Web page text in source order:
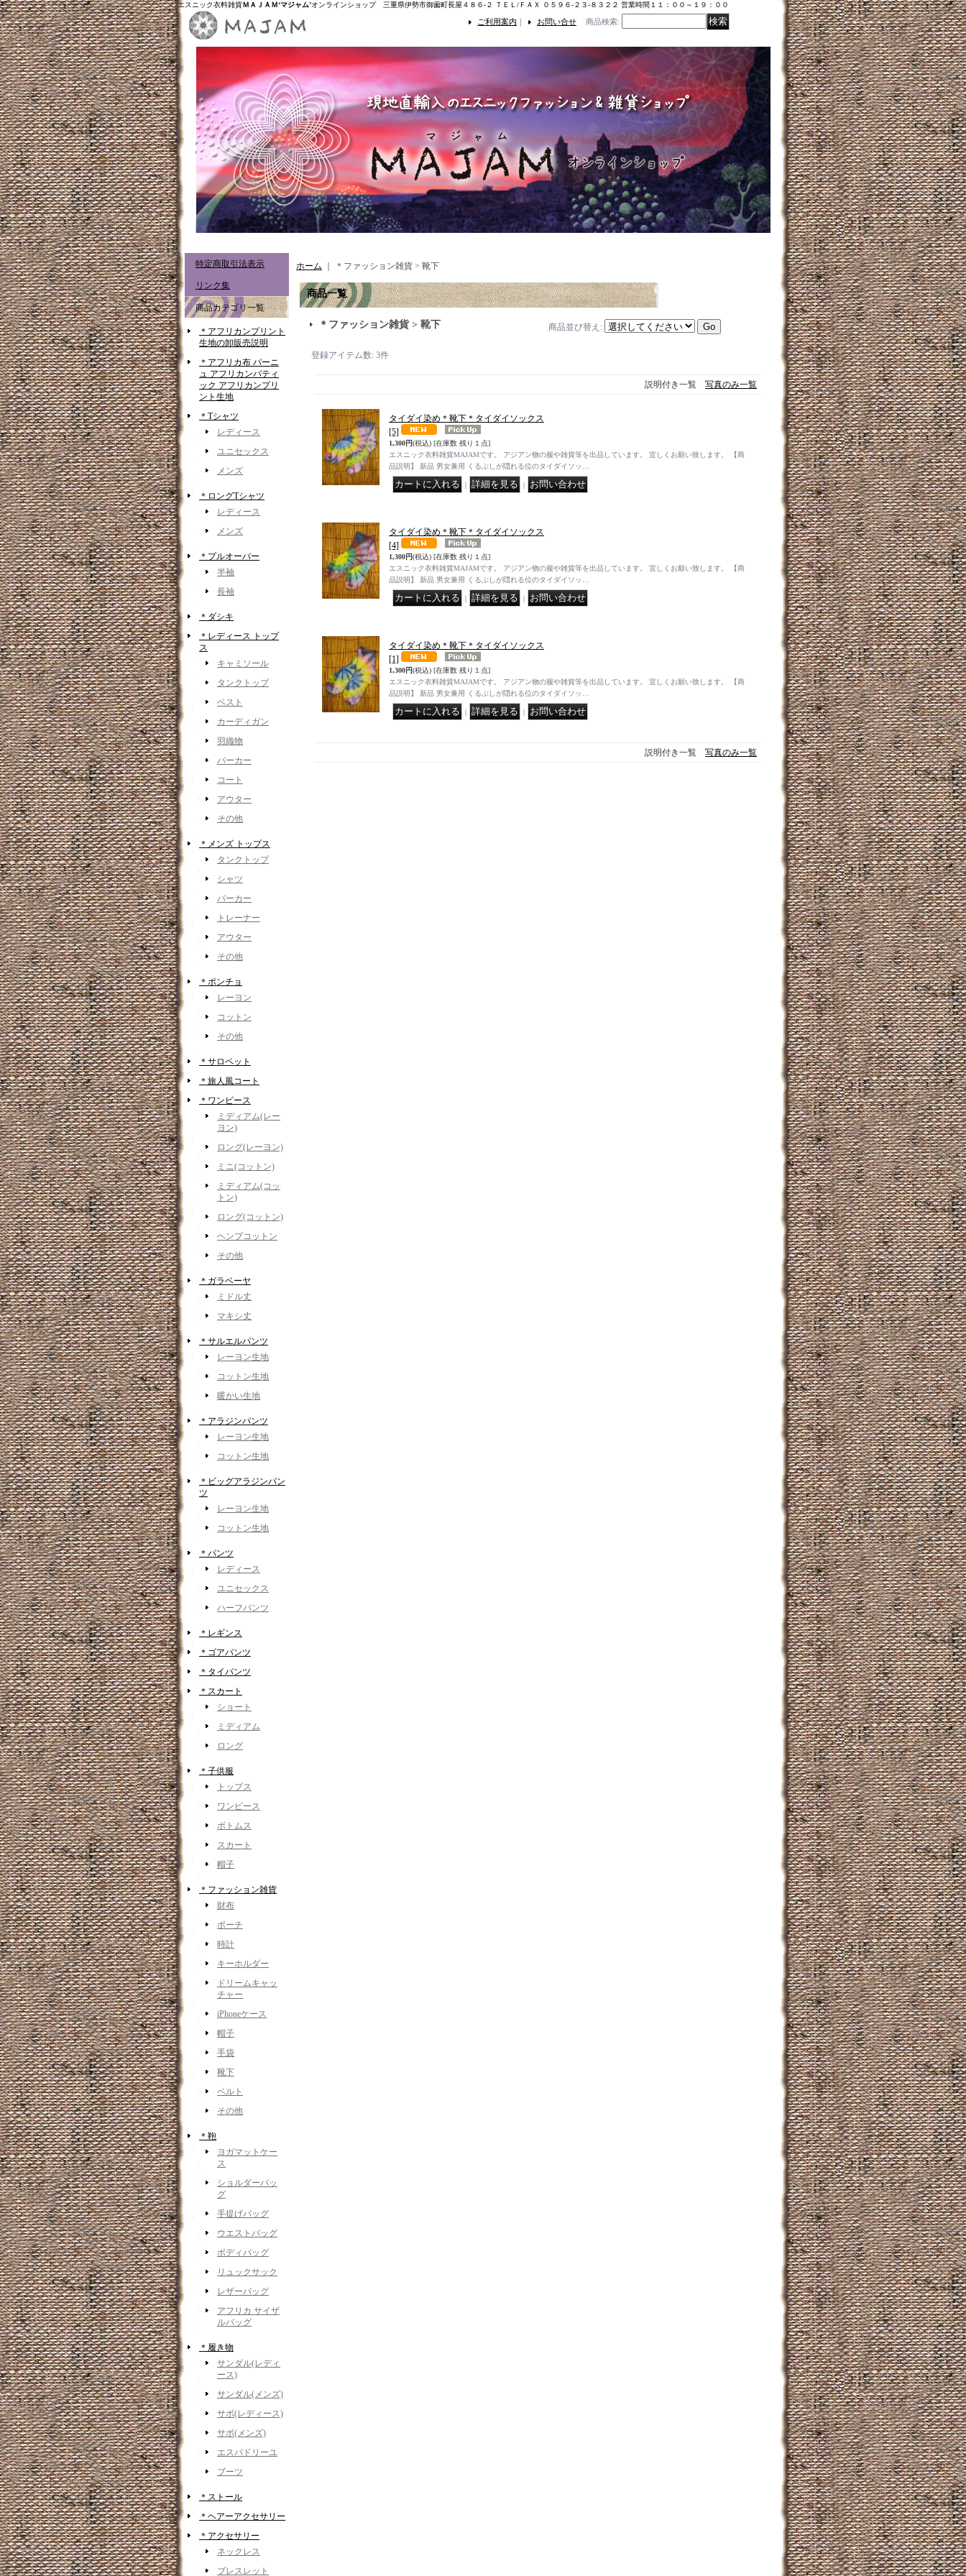
エスニック衣料雑貨ＭＡＪＡＭ‘マジャム’オンラインショップ 三重県伊勢市御薗町長屋４８６-２ ＴＥＬ/ＦＡＸ ０５９６-２３-８３２２ 営業時間１１：００～１９：００
ご利用案内 ｜ お問い合せ 商品検索:
特定商取引法表示
リンク集
商品カテゴリ一覧
＊アフリカンプリント
生地の卸販売説明
＊アフリカ布 パーニ
ュ アフリカンバティ
ック アフリカンプリ
ント生地
＊Tシャツ
レディース
ユニセックス
メンズ
＊ロングTシャツ
レディース
メンズ
＊プルオーバー
半袖
長袖
＊ダシキ
＊レディース トップ
ス
キャミソール
タンクトップ
ベスト
カーディガン
羽織物
パーカー
コート
アウター
その他
＊メンズ トップス
タンクトップ
シャツ
パーカー
トレーナー
アウター
その他
＊ポンチョ
レーヨン
コットン
その他
＊サロペット
＊旅人風コート
＊ワンピース
ミディアム(レー
ヨン)
ロング(レーヨン)
ミニ(コットン)
ミディアム(コッ
トン)
ロング(コットン)
ヘンプコットン
その他
＊ガラベーヤ
ミドル丈
マキシ丈
＊サルエルパンツ
レーヨン生地
コットン生地
暖かい生地
＊アラジンパンツ
レーヨン生地
コットン生地
＊ビッグアラジンパン
ツ
レーヨン生地
コットン生地
＊パンツ
レディース
ユニセックス
ハーフパンツ
＊レギンス
＊ゴアパンツ
＊タイパンツ
＊スカート
ショート
ミディアム
ロング
＊子供服
トップス
ワンピース
ボトムス
スカート
帽子
＊ファッション雑貨
財布
ポーチ
時計
キーホルダー
ドリームキャッ
チャー
iPhoneケース
帽子
手袋
靴下
ベルト
その他
＊鞄
ヨガマットケー
ス
ショルダーバッ
グ
手提げバッグ
ウエストバッグ
ボディバッグ
リュックサック
レザーバッグ
アフリカ サイザ
ルバッグ
＊履き物
サンダル(レディ
ース)
サンダル(メンズ)
サボ(レディース)
サボ(メンズ)
エスパドリーユ
ブーツ
＊ストール
＊ヘアーアクセサリー
＊アクセサリー
ネックレス
ブレスレット
ホーム ＊ファッション雑貨 > 靴下
商品一覧
＊ファッション雑貨 > 靴下 商品並び替え :
登録アイテム数: 3件
説明付き一覧 写真のみ一覧
タイダイ染め＊靴下＊タイダイソックス
[5]
1,300円(税込) [在庫数 残り１点]
エスニック衣料雑貨MAJAMです。 アジアン物の服や雑貨等を出品しています。 宜しくお願い致します。 【商
品説明】 新品 男女兼用 くるぶしが隠れる位のタイダイソッ…
｜ ｜
タイダイ染め＊靴下＊タイダイソックス
[4]
1,300円(税込) [在庫数 残り１点]
エスニック衣料雑貨MAJAMです。 アジアン物の服や雑貨等を出品しています。 宜しくお願い致します。 【商
品説明】 新品 男女兼用 くるぶしが隠れる位のタイダイソッ…
｜ ｜
タイダイ染め＊靴下＊タイダイソックス
[1]
1,300円(税込) [在庫数 残り１点]
エスニック衣料雑貨MAJAMです。 アジアン物の服や雑貨等を出品しています。 宜しくお願い致します。 【商
品説明】 新品 男女兼用 くるぶしが隠れる位のタイダイソッ…
｜ ｜
説明付き一覧 写真のみ一覧